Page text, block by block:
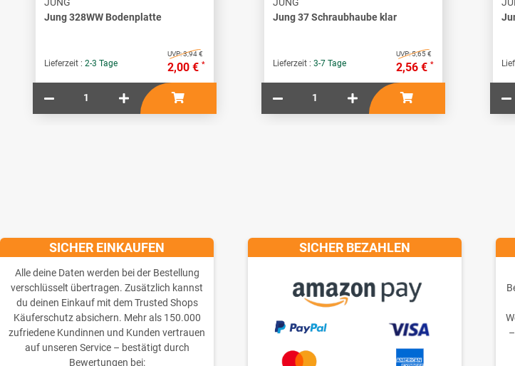
JUNG
Jung 328WW Bodenplatte
Lieferzeit : 2-3 Tage
UVP:3,94 €
2,00 € *
JUNG
Jung 37 Schraubhaube klar
Lieferzeit : 3-7 Tage
UVP:5,65 €
2,56 € *
SICHER EINKAUFEN
Alle deine Daten werden bei der Bestellung
verschlüsselt übertragen. Zusätzlich kannst
du deinen Einkauf mit dem Trusted Shops
Käuferschutz absichern. Mehr als 150.000
zufriedene Kundinnen und Kunden vertrauen
auf unseren Service – bestätigt durch
Bewertungen bei:
SICHER BEZAHLEN